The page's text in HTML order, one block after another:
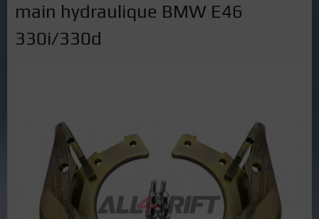
main hydraulique BMW E46
330i/330d